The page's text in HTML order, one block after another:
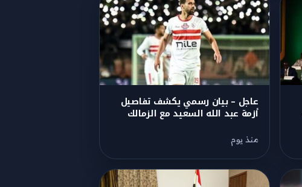
عاجل – بيان رسمي يكشف تفاصيل
أزمة عبد الله السعيد مع الزمالك
منذ يوم